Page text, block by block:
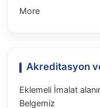
More
Akreditasyon
Eklemeli İmalat
Belgemiz